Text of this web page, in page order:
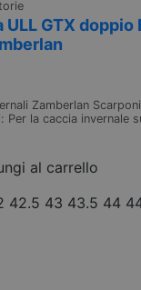
GTX doppio
Zamberlan
Per la caccia invernale
al carrello
42.5 43 43.5 44